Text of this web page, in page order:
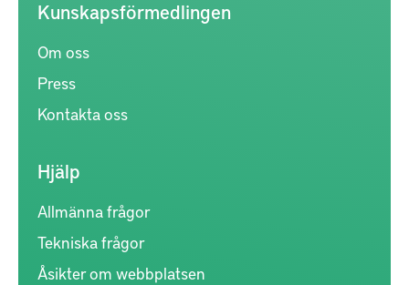
Kunskapsförmedlingen
Om oss
Press
Kontakta oss
Hjälp
Allmänna frågor
Tekniska frågor
Åsikter om webbplatsen